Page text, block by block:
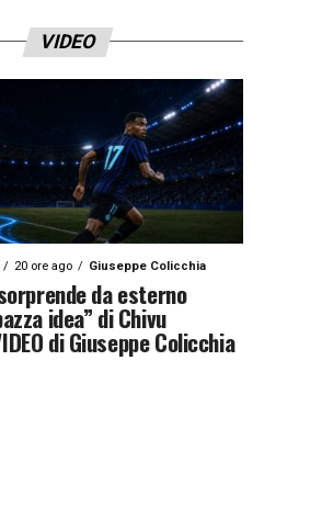
VIDEO
20 ore ago Giuseppe Colicchia
da esterno
idea” di Chivu
di Giuseppe Colicchia